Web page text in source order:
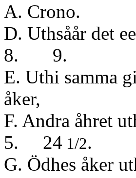
A. Crono.
D. Uthsåår
8. 9.
E. Uthi samma
F. Andra
5. 24 1/2.
G. Ödhes